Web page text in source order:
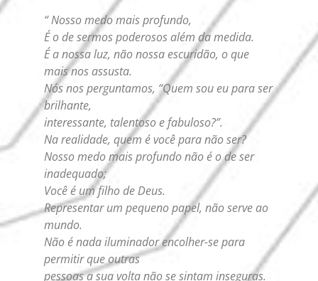
“ Nosso medo mais profundo,
É o de sermos poderosos além da medida.
É a nossa luz, não nossa escuridão, o que
mais nos assusta.
Nós nos perguntamos, “Quem sou eu para ser
brilhante,
interessante, talentoso e fabuloso?”.
Na realidade, quem é você para não ser?
Nosso medo mais profundo não é o de ser
inadequado;
Você é um filho de Deus.
Representar um pequeno papel, não serve ao
mundo.
Não é nada iluminador encolher-se para
permitir que outras
pessoas a sua volta não se sintam inseguras.